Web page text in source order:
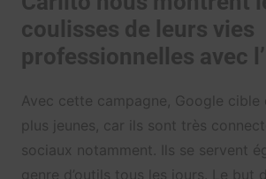
coulisses de leurs vies
professionnelles avec
Avec cette campagne, Google cible
plus jeunes, car ils sont très
sociaux notamment. Ils se servent
genre d’outils tous les jours. Le but